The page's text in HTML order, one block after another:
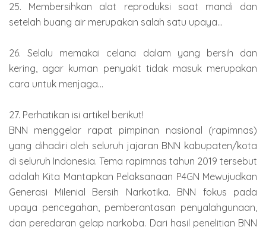
25. Membersihkan alat reproduksi saat mandi dan
setelah buang air merupakan salah satu upaya...
26. Selalu memakai celana dalam yang bersih dan
kering, agar kuman penyakit tidak masuk merupakan
cara untuk menjaga...
27. Perhatikan isi artikel berikut!
BNN menggelar rapat pimpinan nasional (rapimnas)
yang dihadiri oleh seluruh jajaran BNN kabupaten/kota
di seluruh Indonesia. Tema rapimnas tahun 2019 tersebut
adalah Kita Mantapkan Pelaksanaan P4GN Mewujudkan
Generasi Milenial Bersih Narkotika. BNN fokus pada
upaya pencegahan, pemberantasan penyalahgunaan,
dan peredaran gelap narkoba. Dari hasil penelitian BNN